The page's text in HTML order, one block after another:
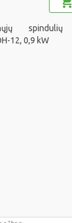
spindulių
12, 0,9 kW